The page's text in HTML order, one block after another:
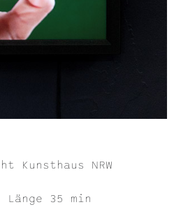
NRW
Länge 35 min